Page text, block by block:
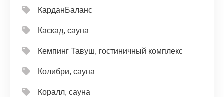
КарданБаланс
Каскад, сауна
Кемпинг Тавуш, гостиничный комплекс
Колибри, сауна
Коралл, сауна